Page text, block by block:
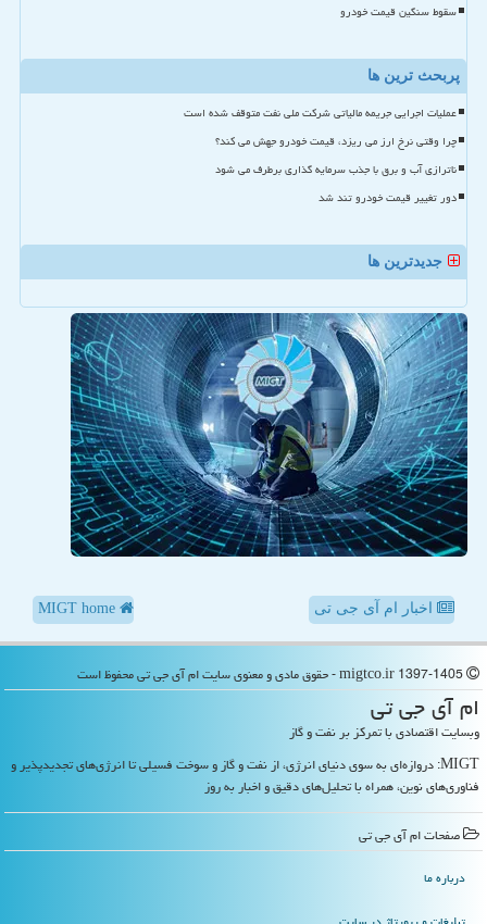
سقوط سنگین قیمت خودرو
پربحث ترین ها
عملیات اجرایی جریمه مالیاتی شرکت ملی نفت متوقف شده است
چرا وقتی نرخ ارز می ریزد، قیمت خودرو جهش می کند؟
ناترازی آب و برق با جذب سرمایه گذاری برطرف می شود
دور تغییر قیمت خودرو تند شد
جدیدترین ها
اخبار ام آی جی تی
ام آی جی تی
وبسایت اقتصادی با تمرکز بر نفت و گاز
MIGT: دروازه‌ای به سوی دنیای انرژی، از نفت و گاز و سوخت فسیلی تا انرژی‌های تجدیدپذیر و
فناوری‌های نوین، همراه با تحلیل‌های دقیق و اخبار به روز
صفحات ام آی جی تی
درباره ما